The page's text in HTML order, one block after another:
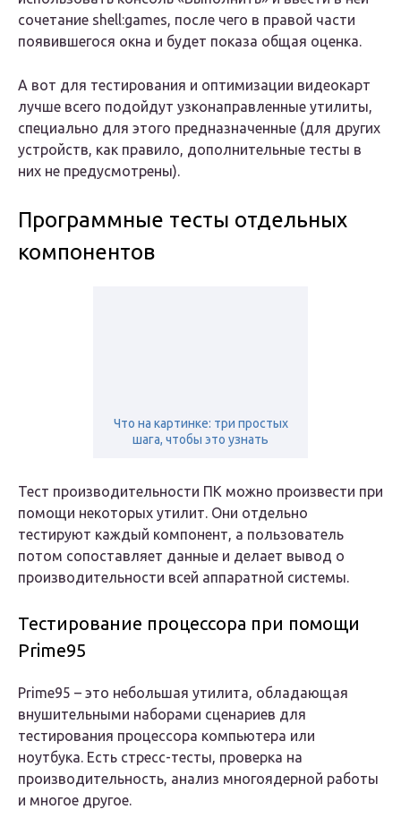
сочетание shell:games, после чего в правой части
появившегося окна и будет показа общая оценка.
А вот для тестирования и оптимизации видеокарт
лучше всего подойдут узконаправленные утилиты,
специально для этого предназначенные (для других
устройств, как правило, дополнительные тесты в
них не предусмотрены).
Программные тесты отдельных
компонентов
Что на картинке: три простых
шага, чтобы это узнать
Тест производительности ПК можно произвести при
помощи некоторых утилит. Они отдельно
тестируют каждый компонент, а пользователь
потом сопоставляет данные и делает вывод о
производительности всей аппаратной системы.
Тестирование процессора при помощи
Prime95
Prime95 – это небольшая утилита, обладающая
внушительными наборами сценариев для
тестирования процессора компьютера или
ноутбука. Есть стресс-тесты, проверка на
производительность, анализ многоядерной работы
и многое другое.